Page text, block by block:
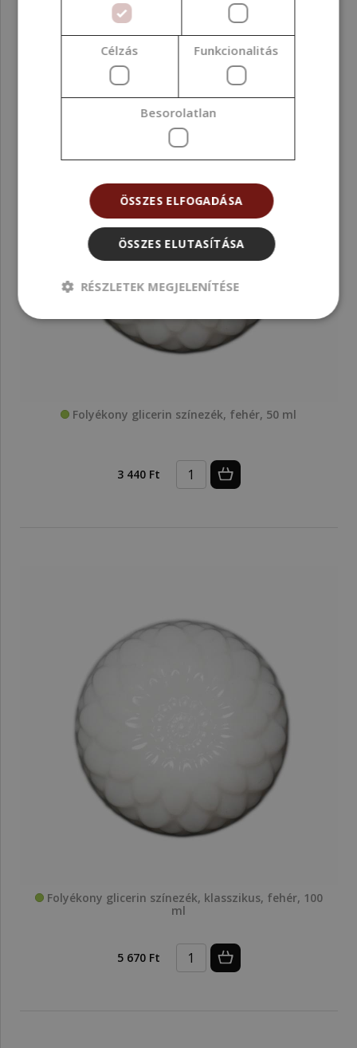
Folyékony glicerin színezék, fehér, 50 ml
3 440 Ft
Folyékony glicerin színezék, klasszikus, fehér, 100
ml
5 670 Ft
Célzás Funkcionalitás
Besorolatlan
ÖSSZES ELFOGADÁSA
ÖSSZES ELUTASÍTÁSA
RÉSZLETEK MEGJELENÍTÉSE